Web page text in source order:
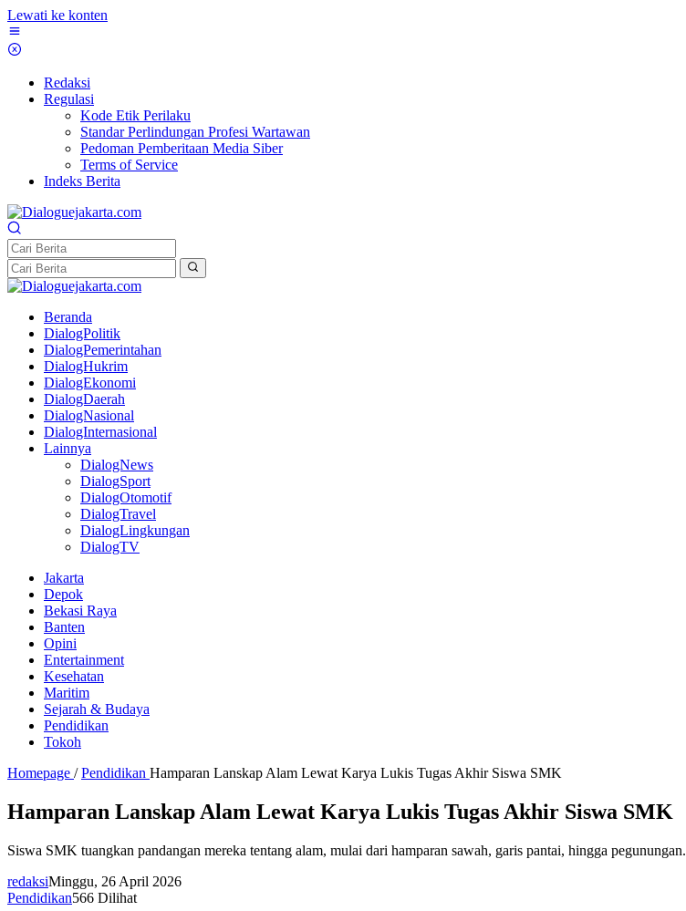
Lewati ke konten
Redaksi
Regulasi
Kode Etik Perilaku
Standar Perlindungan Profesi Wartawan
Pedoman Pemberitaan Media Siber
Terms of Service
Indeks Berita
Beranda
DialogPolitik
DialogPemerintahan
DialogHukrim
DialogEkonomi
DialogDaerah
DialogNasional
DialogInternasional
Lainnya
DialogNews
DialogSport
DialogOtomotif
DialogTravel
DialogLingkungan
DialogTV
Jakarta
Depok
Bekasi Raya
Banten
Opini
Entertainment
Kesehatan
Maritim
Sejarah & Budaya
Pendidikan
Tokoh
Homepage / Pendidikan Hamparan Lanskap Alam Lewat Karya Lukis Tugas Akhir Siswa SMK
Hamparan Lanskap Alam Lewat Karya Lukis Tugas Akhir Siswa SMK
Siswa SMK tuangkan pandangan mereka tentang alam, mulai dari hamparan sawah, garis pantai, hingga pegunungan.
redaksiMinggu, 26 April 2026
Pendidikan566 Dilihat